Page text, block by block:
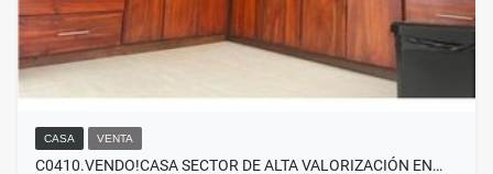
CASA VENTA
C0410.VENDO!CASA SECTOR DE ALTA VALORIZACIÓN EN…